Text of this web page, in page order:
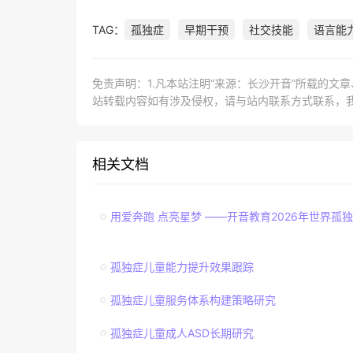
TAG： 孤独症 早期干预 社交技能 语言能
免责声明：1.凡本站注明“来源：长沙开音”所载的文
站转载内容如有涉及侵权，请与站内联系方式联系，
相关文档
用爱奔跑 点亮星梦 ——开音教育2026年世界孤
孤独症儿童能力提升效果跟踪
孤独症儿童服务体系构建策略研究
孤独症儿童成人ASD长期研究